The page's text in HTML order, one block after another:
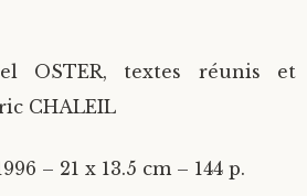
OSTER, textes réunis et
CHALEIL
– 21 x 13.5 cm – 144 p.